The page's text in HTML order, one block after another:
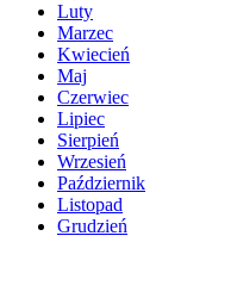
Luty
Marzec
Kwiecień
Maj
Czerwiec
Lipiec
Sierpień
Wrzesień
Październik
Listopad
Grudzień